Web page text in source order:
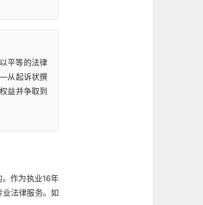
平等的法律
从起诉状撰
益并争取到
作为执业16年
法律服务。如